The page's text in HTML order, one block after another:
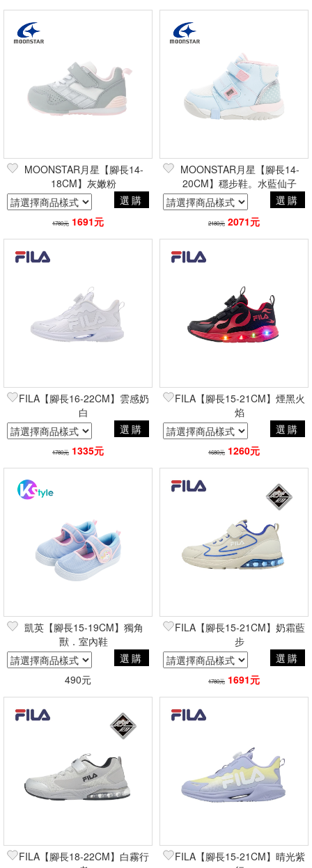
MOONSTAR月星【腳長14-
18CM】灰嫩粉
選購
1780元 1691元
MOONSTAR月星【腳長14-
20CM】穩步鞋。水藍仙子
選購
2180元 2071元
FILA【腳長16-22CM】雲感奶
白
選購
1780元 1335元
FILA【腳長15-21CM】煙黑火
焰
選購
1680元 1260元
凱英【腳長15-19CM】獨角
獸．室內鞋
選購
490元
FILA【腳長15-21CM】奶霜藍
步
選購
1780元 1691元
FILA【腳長18-22CM】白霧行
FILA【腳長15-21CM】晴光紫